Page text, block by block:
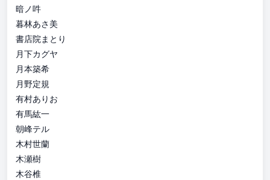
暗ノ吽
暮林あさ美
書店院まとり
月下カグヤ
月本築希
月野定規
有村ありお
有馬紘一
朝峰テル
木村世蘭
木瀬樹
木谷椎